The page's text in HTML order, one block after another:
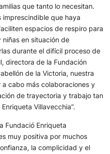
que tanto lo necesitan.
imprescindible que haya
espacios de respiro para
niñas en situación de
durante el difícil proceso de
directora de la Fundación
de la Victoria, nuestra
cabo más colaboraciones y
de trayectoria y trabajo tan
Villavecchia”.
Fundació Enriqueta
muy positiva por muchos
la complicidad y el